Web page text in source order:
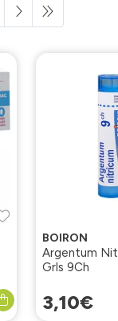
BOIRON
Argentum
Grls 9Ch
3,10€